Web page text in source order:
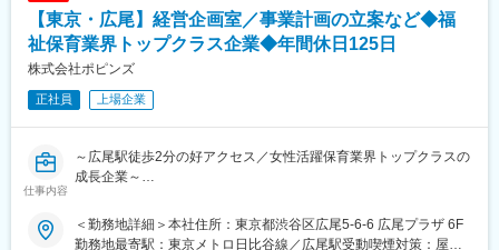
■特徴：
◇重症児・者支援の最前線
気管切開、人工呼吸器、点滴、経鼻栄養等の高度な医療ケアを、
◇自立を支える生活環境
◇充実したリハビリ
PT/OT/STが在籍し、プールでの水中リハビリなど独自のプログラ
■当社について：
【東京・広尾】経営企画室／事業計画の立案など◆福
祉保育業界トップクラス企業◆年間休日125日
株式会社ポピンズ
正社員 上場企業
仕事内容
～広尾駅徒歩2分の好アクセス／女性活躍保育業界トップクラスの
成長企業～
■業務内容：
創業40年目を迎え、第2変革期を迎えている当社にて、更なる会
＜勤務地詳細＞本社住所：東京都渋谷区広尾5-6-6 広尾プラザ 6F
勤務地最寄駅：東京メトロ日比谷線／広尾駅受動喫煙対策：屋内